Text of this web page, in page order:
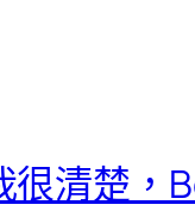
很清楚